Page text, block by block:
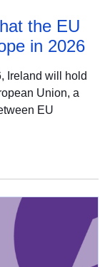
the EU
in 2026
Ireland will hold
Union, a
EU